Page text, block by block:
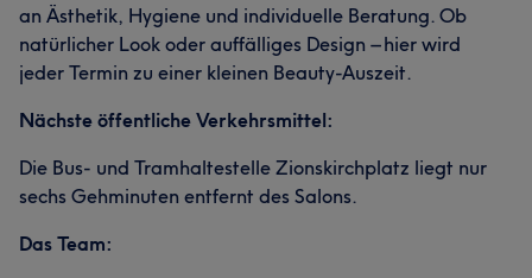
an Ästhetik, Hygiene und individuelle Beratung. Ob
natürlicher Look oder auffälliges Design – hier wird
jeder Termin zu einer kleinen Beauty-Auszeit.
Nächste öffentliche Verkehrsmittel:
Die Bus- und Tramhaltestelle Zionskirchplatz liegt nur
sechs Gehminuten entfernt des Salons.
Das Team: